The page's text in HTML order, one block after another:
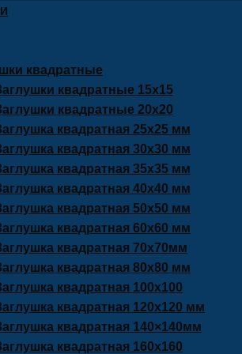
квадратные
квадратные 15х15
квадратные 20х20
квадратная 25х25 мм
квадратная 30х30 мм
квадратная 35х35 мм
квадратная 40х40 мм
квадратная 50х50 мм
квадратная 60х60 мм
квадратная 70х70мм
квадратная 80х80 мм
квадратная 100х100
квадратная 120х120 мм
квадратная 140×140мм
квадратная 160х160